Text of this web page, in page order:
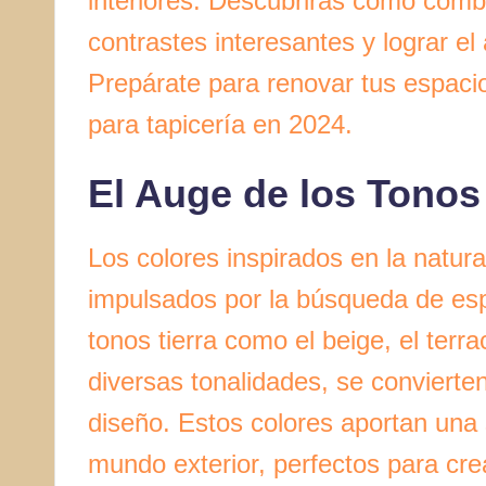
contrastes interesantes y lograr
Prepárate para renovar tus
para tapicería en 2024.
El Auge de los
Los colores inspirados en la
impulsados por la búsqueda de
tonos tierra como el beige, el
diversas tonalidades, se
diseño. Estos colores aportan
mundo exterior, perfectos para